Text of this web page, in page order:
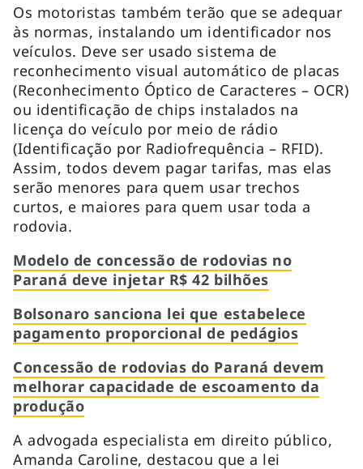
Os motoristas também terão que se adequar
às normas, instalando um identificador nos
veículos. Deve ser usado sistema de
reconhecimento visual automático de placas
(Reconhecimento Óptico de Caracteres – OCR)
ou identificação de chips instalados na
licença do veículo por meio de rádio
(Identificação por Radiofrequência – RFID).
Assim, todos devem pagar tarifas, mas elas
serão menores para quem usar trechos
curtos, e maiores para quem usar toda a
rodovia.
Modelo de concessão de rodovias no
Paraná deve injetar R$ 42 bilhões
Bolsonaro sanciona lei que estabelece
pagamento proporcional de pedágios
Concessão de rodovias do Paraná devem
melhorar capacidade de escoamento da
produção
A advogada especialista em direito público,
Amanda Caroline, destacou que a lei